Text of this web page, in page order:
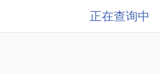
正在查询中